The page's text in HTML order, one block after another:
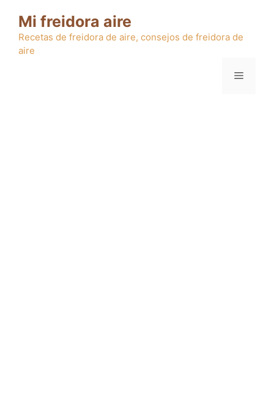
contenido
Mi freidora aire
Recetas de freidora de aire, consejos de freidora de
aire
Menú